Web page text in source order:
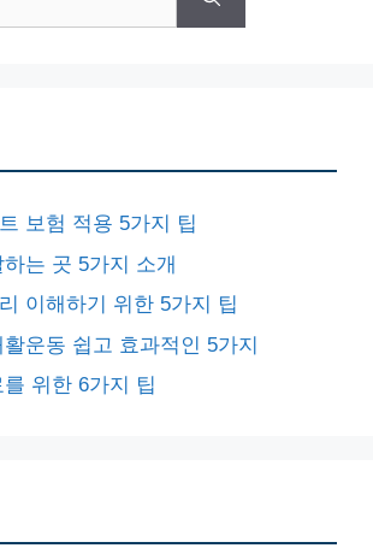
보험 적용 5가지 팁
는 곳 5가지 소개
이해하기 위한 5가지 팁
운동 쉽고 효과적인 5가지
위한 6가지 팁